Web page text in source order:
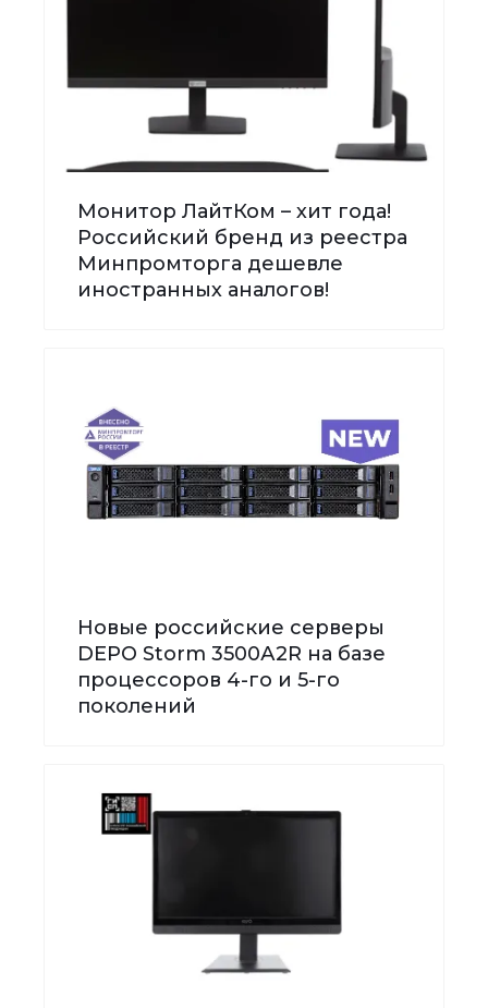
Монитор ЛайтКом – хит года!
Российский бренд из реестра
Минпромторга дешевле
иностранных аналогов!
Новые российские серверы
DEPO Storm 3500А2R на базе
процессоров 4-го и 5-го
поколений